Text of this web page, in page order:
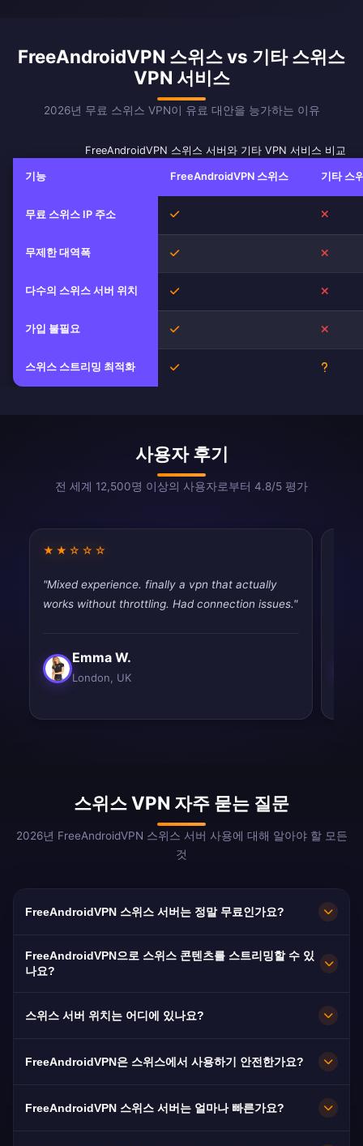
FreeAndroidVPN 스위스 vs 기타 스위스
VPN 서비스
2026년 무료 스위스 VPN이 유료 대안을 능가하는 이유
FreeAndroidVPN 스위스 서버와 기타 VPN 서비스 비교
기능 FreeAndroidVPN 스위스 기타 스
무료 스위스 IP 주소 예
무제한 대역폭 예
다수의 스위스 서버 위치 예
가입 불필요 예
스위스 스트리밍 최적화 예
사용자 후기
전 세계 12,500명 이상의 사용자로부터 4.8/5 평가
★★☆☆☆
"Mixed experience. finally a vpn that actually
works without throttling. Had connection issues."
Emma W.
London, UK
스위스 VPN 자주 묻는 질문
2026년 FreeAndroidVPN 스위스 서버 사용에 대해 알아야 할 모든
것
FreeAndroidVPN 스위스 서버는 정말 무료인가요?
니다. 취리히, 제네바, 바젤, 베른, 로잔의 서버를
FreeAndroidVPN으로 스위스 콘텐츠를 스트리밍할 수 있
나요?
어), Blue TV 스트리밍에 최적화되어 있습니다. 스
스위스 서버 위치는 어디에 있나요?
바, 바젤, 베른, 로잔에 여러 고속 서버를 유지합니
제공합니다. 앱에서 선호하는 스위스 도시를 선택
FreeAndroidVPN은 스위스에서 사용하기 안전한가요?
기반으로 한 AES-256 암호화를 제공합니다. 스위
FreeAndroidVPN 스위스 서버는 얼마나 빠른가요?